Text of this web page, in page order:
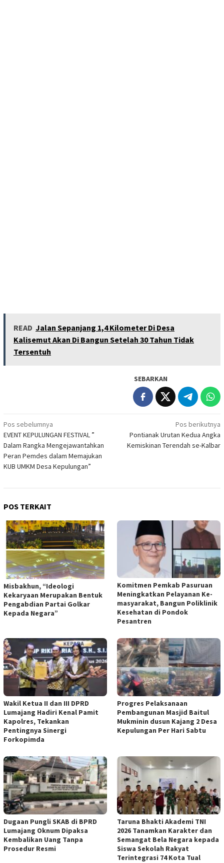
READ Jalan Sepanjang 1,4 Kilometer Di Desa
Kalisemut Akan Di Bangun Setelah 30 Tahun Tidak
Tersentuh
SEBARKAN
Navigasi
pos
Pos sebelumnya
EVENT KEPULUNGAN FESTIVAL ”
Dalam Rangka Mengejawantahkan
Peran Pemdes dalam Memajukan
KUB UMKM Desa Kepulungan”
Pos berikutnya
Pontianak Urutan Kedua Angka
Kemiskinan Terendah se-Kalbar
POS TERKAIT
Misbakhun, “Ideologi
Kekaryaan Merupakan Bentuk
Pengabdian Partai Golkar
Kepada Negara”
Komitmen Pemkab Pasuruan
Meningkatkan Pelayanan Ke-
masyarakat, Bangun Poliklinik
Kesehatan di Pondok
Pesantren
Wakil Ketua II dan III DPRD
Lumajang Hadiri Kenal Pamit
Kapolres, Tekankan
Pentingnya Sinergi
Forkopimda
Progres Pelaksanaan
Pembangunan Masjid Baitul
Mukminin dusun Kajang 2 Desa
Kepulungan Per Hari Sabtu
Dugaan Pungli SKAB di BPRD
Lumajang Oknum Dipaksa
Kembalikan Uang Tanpa
Prosedur Resmi
Taruna Bhakti Akademi TNI
2026 Tanamkan Karakter dan
Semangat Bela Negara kepada
Siswa Sekolah Rakyat
Terintegrasi 74 Kota Tual